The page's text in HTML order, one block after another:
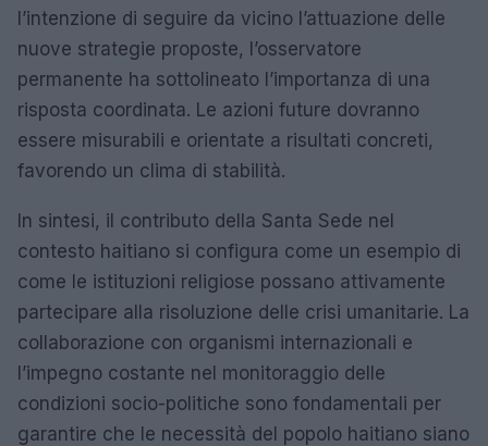
l’intenzione di seguire da vicino l’attuazione delle
nuove strategie proposte, l’osservatore
permanente ha sottolineato l’importanza di una
risposta coordinata. Le azioni future dovranno
essere misurabili e orientate a risultati concreti,
favorendo un clima di stabilità.
In sintesi, il contributo della Santa Sede nel
contesto haitiano si configura come un esempio di
come le istituzioni religiose possano attivamente
partecipare alla risoluzione delle crisi umanitarie. La
collaborazione con organismi internazionali e
l’impegno costante nel monitoraggio delle
condizioni socio-politiche sono fondamentali per
garantire che le necessità del popolo haitiano siano